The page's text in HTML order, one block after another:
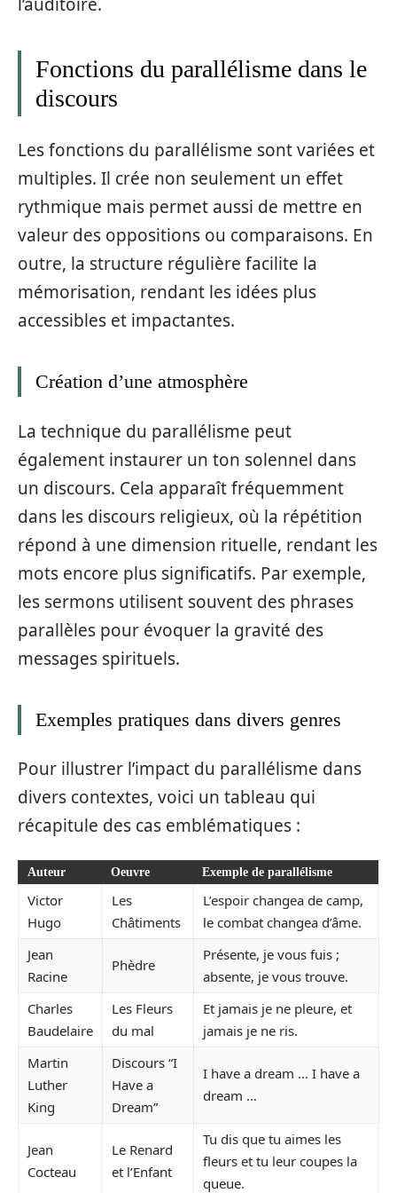
Fonctions du parallélisme dans le
discours
Les fonctions du parallélisme sont variées et
multiples. Il crée non seulement un effet
rythmique mais permet aussi de mettre en
valeur des oppositions ou comparaisons. En
outre, la structure régulière facilite la
mémorisation, rendant les idées plus
accessibles et impactantes.
Création d’une atmosphère
La technique du parallélisme peut
également instaurer un ton solennel dans
un discours. Cela apparaît fréquemment
dans les discours religieux, où la répétition
répond à une dimension rituelle, rendant les
mots encore plus significatifs. Par exemple,
les sermons utilisent souvent des phrases
parallèles pour évoquer la gravité des
messages spirituels.
Exemples pratiques dans divers genres
Pour illustrer l’impact du parallélisme dans
divers contextes, voici un tableau qui
récapitule des cas emblématiques :
Auteur Oeuvre Exemple de parallélisme
Victor
Hugo
Les
Châtiments
L’espoir changea de camp,
le combat changea d’âme.
Jean
Racine
Phèdre
Présente, je vous fuis ;
absente, je vous trouve.
Charles
Baudelaire
Les Fleurs
du mal
Et jamais je ne pleure, et
jamais je ne ris.
Martin
Luther
King
Discours “I
Have a
Dream”
I have a dream … I have a
dream …
Jean
Cocteau
Le Renard
et l’Enfant
Tu dis que tu aimes les
fleurs et tu leur coupes la
queue.